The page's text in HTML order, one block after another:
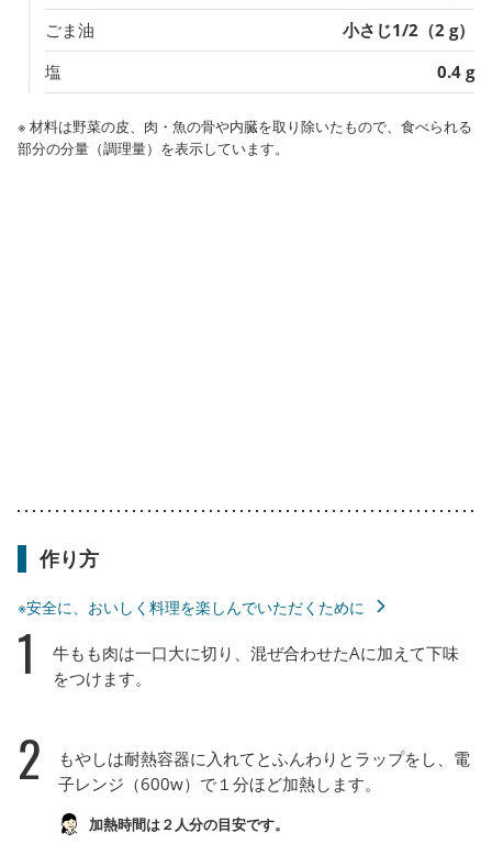
ごま油
小さじ1/2（2 g）
塩
0.4 g
※ 材料は野菜の皮、肉・魚の骨や内臓を取り除いたもので、食べられる
部分の分量（調理量）を表示しています。
作り方
※安全に、おいしく料理を楽しんでいただくために
1
牛もも肉は一口大に切り、混ぜ合わせたAに加えて下味
をつけます。
2
もやしは耐熱容器に入れてとふんわりとラップをし、電
子レンジ（600w）で１分ほど加熱します。
加熱時間は２人分の目安です。